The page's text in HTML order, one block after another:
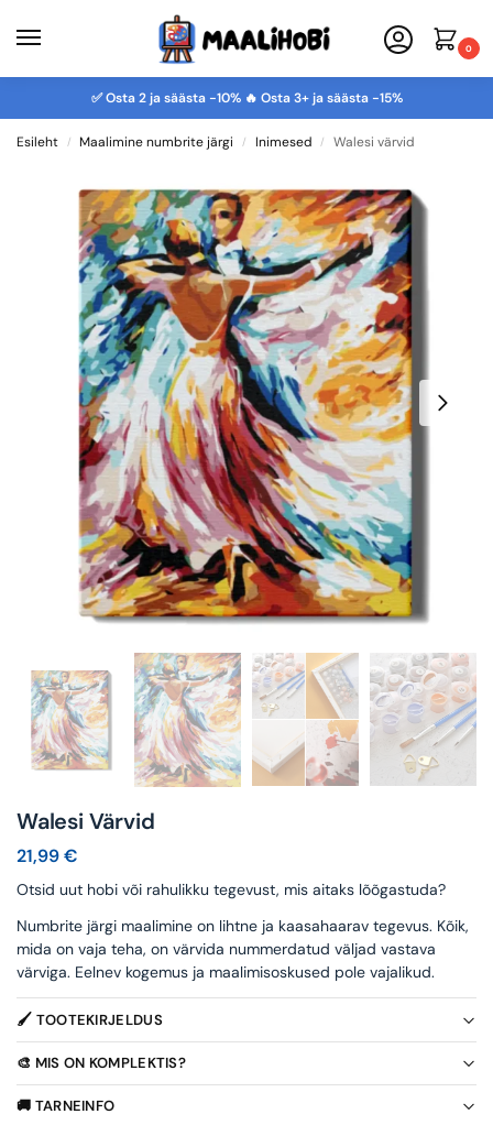
0
✅ Osta 2 ja säästa -10% 🔥 Osta 3+ ja säästa -15%
Esileht / Maalimine numbrite järgi / Inimesed / Walesi värvid
Walesi Värvid
21,99€
Otsid uut hobi või rahulikku tegevust, mis aitaks lõõgastuda?
Numbrite järgi maalimine on lihtne ja kaasahaarav tegevus. Kõik,
mida on vaja teha, on värvida nummerdatud väljad vastava
värviga. Eelnev kogemus ja maalimisoskused pole vajalikud.
🖌️ TOOTEKIRJELDUS
🎨 MIS ON KOMPLEKTIS?
🚚 TARNEINFO